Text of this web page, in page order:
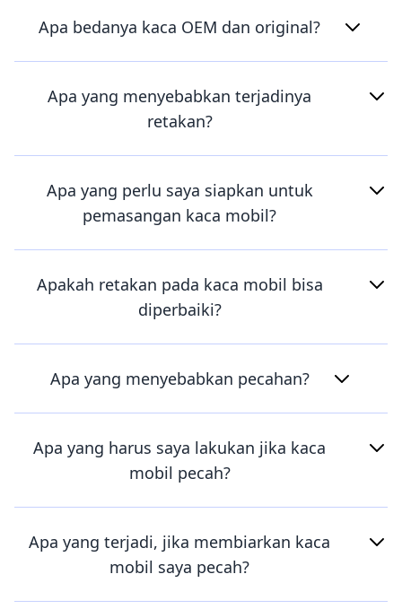
Apa bedanya kaca OEM dan original?
Apa yang menyebabkan terjadinya
retakan?
Apa yang perlu saya siapkan untuk
pemasangan kaca mobil?
Apakah retakan pada kaca mobil bisa
diperbaiki?
Apa yang menyebabkan pecahan?
Apa yang harus saya lakukan jika kaca
mobil pecah?
Apa yang terjadi, jika membiarkan kaca
mobil saya pecah?